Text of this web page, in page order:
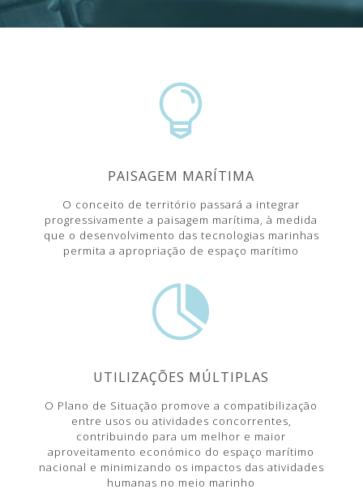

PAISAGEM MARÍTIMA
O conceito de território passará a integrar
progressivamente a paisagem marítima, à medida
que o desenvolvimento das tecnologias marinhas
permita a apropriação de espaço marítimo

UTILIZAÇÕES MÚLTIPLAS
O Plano de Situação promove a compatibilização
entre usos ou atividades concorrentes,
contribuindo para um melhor e maior
aproveitamento económico do espaço marítimo
nacional e minimizando os impactos das atividades
humanas no meio marinho